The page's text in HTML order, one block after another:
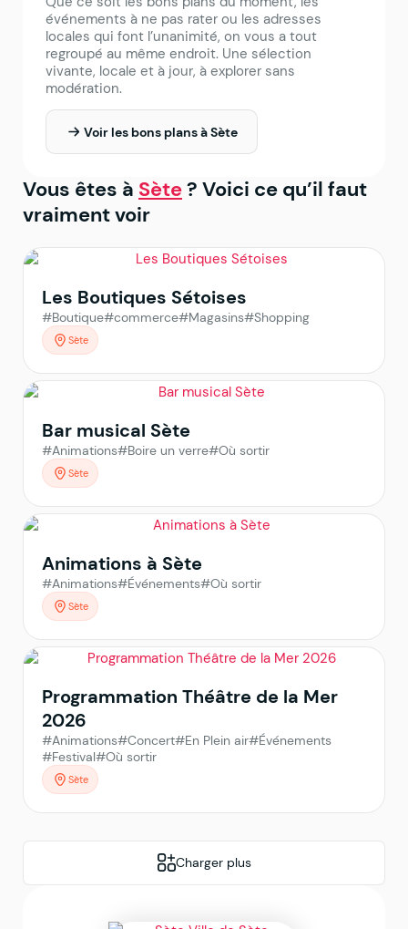
événements à ne pas rater ou les adresses
locales qui font l’unanimité, on vous a tout
regroupé au même endroit. Une sélection
vivante, locale et à jour, à explorer sans
modération.
Voir les bons plans à Sète
Vous êtes à Sète? Voici ce qu’il faut
vraiment voir
Les Boutiques Sétoises
#Boutique#commerce#Magasins#Shopping
Sète
Bar musical Sète
#Animations#Boire un verre#Où sortir
Sète
Animations à Sète
#Animations#Événements#Où sortir
Sète
Programmation Théâtre de la Mer
2026
#Animations#Concert#En Plein air#Événements
#Festival#Où sortir
Sète
Charger plus